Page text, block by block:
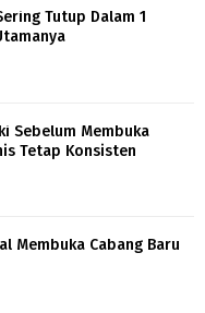
Tutup Dalam 1
Sebelum Membuka
Tetap Konsisten
Membuka Cabang Baru